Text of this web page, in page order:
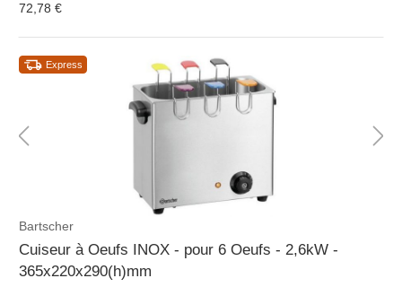
72,78 €
Express
Bartscher
Cuiseur à Oeufs INOX - pour 6 Oeufs - 2,6kW -
365x220x290(h)mm